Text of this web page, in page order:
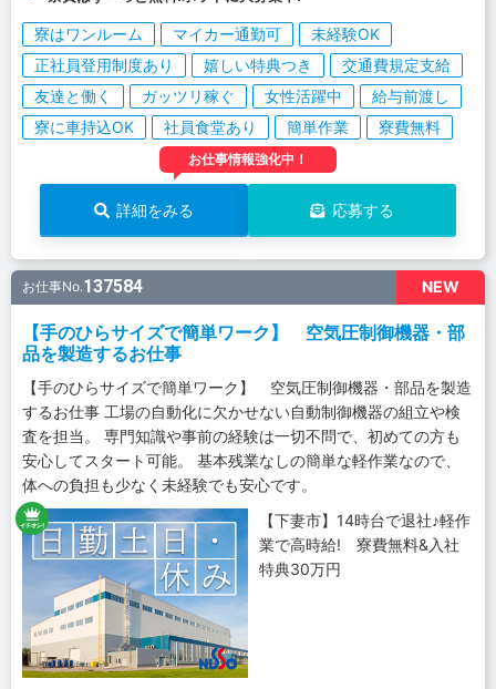
寮はワンルーム マイカー通勤可
未経験OK
正社員登用制度あり
嬉しい特典つき
交通費規定支給
友達と働く
ガッツリ稼ぐ 女性活躍中
給与前渡し
寮に車持込OK
社員食堂あり 簡単作業 寮費無料
お仕事情報強化中！
詳細をみる 応募する
NEW
お仕事No.137584
【手のひらサイズで簡単ワーク】 空気圧制御機器・部
品を製造するお仕事
【手のひらサイズで簡単ワーク】 空気圧制御機器・部品を製造
するお仕事 工場の自動化に欠かせない自動制御機器の組立や検
査を担当。 専門知識や事前の経験は一切不問で、初めての方も
安心してスタート可能。 基本残業なしの簡単な軽作業なので、
体への負担も少なく未経験でも安心です。
【下妻市】14時台で退社♪軽作
業で高時給! 寮費無料&入社
特典30万円